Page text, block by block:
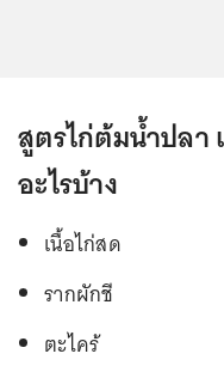
สูตรไก่ต้มน้ำปลา
อะไรบ้าง
เนื้อไก่สด
รากผักชี
ตะไคร้